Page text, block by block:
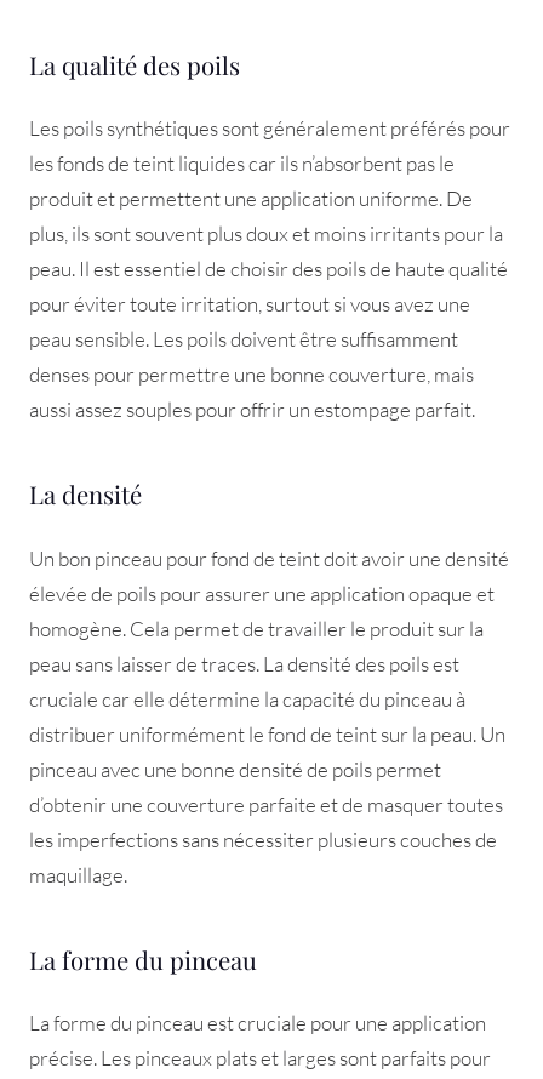
La qualité des poils
Les poils synthétiques sont généralement préférés pour
les fonds de teint liquides car ils n’absorbent pas le
produit et permettent une application uniforme. De
plus, ils sont souvent plus doux et moins irritants pour la
peau. Il est essentiel de choisir des poils de haute qualité
pour éviter toute irritation, surtout si vous avez une
peau sensible. Les poils doivent être suffisamment
denses pour permettre une bonne couverture, mais
aussi assez souples pour offrir un estompage parfait.
La densité
Un bon pinceau pour fond de teint doit avoir une densité
élevée de poils pour assurer une application opaque et
homogène. Cela permet de travailler le produit sur la
peau sans laisser de traces. La densité des poils est
cruciale car elle détermine la capacité du pinceau à
distribuer uniformément le fond de teint sur la peau. Un
pinceau avec une bonne densité de poils permet
d’obtenir une couverture parfaite et de masquer toutes
les imperfections sans nécessiter plusieurs couches de
maquillage.
La forme du pinceau
La forme du pinceau est cruciale pour une application
précise. Les pinceaux plats et larges sont parfaits pour